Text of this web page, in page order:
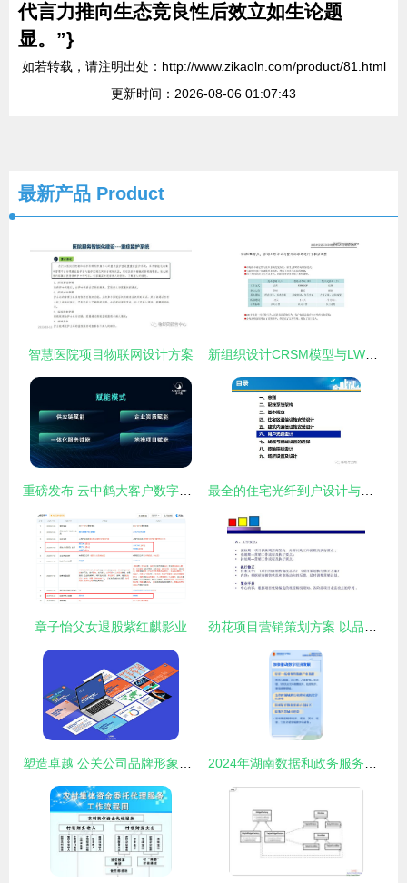
代言力推向生态竞良性后效立如生论题
显。”}
如若转载，请注明出处：http://www.zikaoln.com/product/81.html
更新时间：2026-08-06 01:07:43
最新产品 Product
智慧医院项目物联网设计方案 新组织设计CRSM模型与LWC咨询服务模式 项目策划与公关服务的创新融合
重磅发布 云中鹤大客户数字赋能计划 最全的住宅光纤到户设计与施工规范 看完就会做项目
章子怡父女退股紫红麒影业 劲花项目营销策划方案 以品牌化公关服务驱动项目腾飞
塑造卓越 公关公司品牌形象与项目策划服务深度融合之道 2024年湖南数据和政务服务管理工作 从12方面发力，推动数字化新篇章